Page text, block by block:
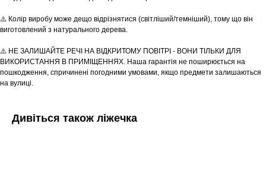
⚠️ Колір виробу може дещо відрізнятися (світліший/темніший), тому що він
виготовлений з натурального дерева.
⚠️ НЕ ЗАЛИШАЙТЕ РЕЧІ НА ВІДКРИТОМУ ПОВІТРІ - ВОНИ ТІЛЬКИ ДЛЯ
ВИКОРИСТАННЯ В ПРИМІЩЕННЯХ. Наша гарантія не поширюється на
пошкодження, спричинені погодними умовами, якщо предмети залишаються
на вулиці.
Дивіться також ліжечка
Tekstura
для вас
Записатися